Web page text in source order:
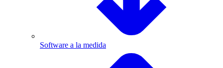
Software a la medida